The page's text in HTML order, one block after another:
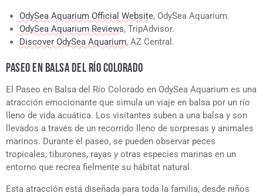
OdySea Aquarium Official Website, OdySea Aquarium.
OdySea Aquarium Reviews, TripAdvisor.
Discover OdySea Aquarium, AZ Central.
PASEO EN BALSA DEL RÍO COLORADO
El Paseo en Balsa del Río Colorado en OdySea Aquarium es una
atracción emocionante que simula un viaje en balsa por un río
lleno de vida acuática. Los visitantes suben a una balsa y son
llevados a través de un recorrido lleno de sorpresas y animales
marinos. Durante el paseo, se pueden observar peces
tropicales, tiburones, rayas y otras especies marinas en un
entorno que recrea fielmente su hábitat natural.
Esta atracción está diseñada para toda la familia, desde niños